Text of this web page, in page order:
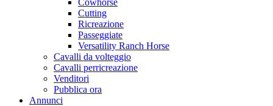
Cowhorse
Cutting
Ricreazione
Passeggiate
Versatility Ranch Horse
Cavalli da volteggio
Cavalli perricreazione
Venditori
Pubblica ora
Annunci